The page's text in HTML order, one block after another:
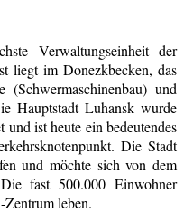
Verwaltungseinheit der
liegt im Donezkbecken, das
und
Hauptstadt Luhansk wurde
ist heute ein bedeutendes
Die Stadt
und möchte sich von dem
fast 500.000 Einwohner
leben.